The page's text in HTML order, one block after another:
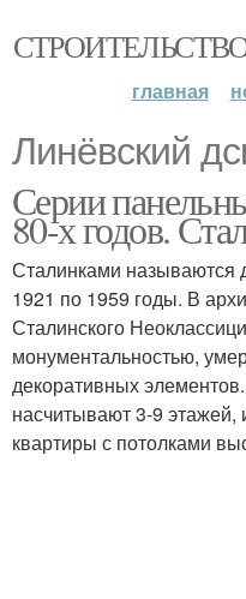
главная
Линёвский
Серии
80-х годов.
Сталинками называются
1921 по 1959 годы. В
Сталинского
монументальностью,
декоративных
насчитывают 3-9
квартиры с потолками